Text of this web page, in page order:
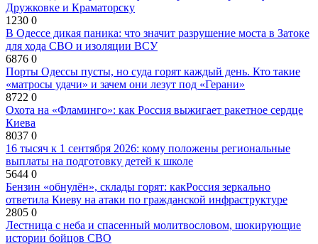
Дружковке и Краматорску
1230 0
В Одессе дикая паника: что значит разрушение моста в Затоке
для хода СВО и изоляции ВСУ
6876 0
Порты Одессы пусты, но суда горят каждый день. Кто такие
«матросы удачи» и зачем они лезут под «Герани»
8722 0
Охота на «Фламинго»: как Россия выжигает ракетное сердце
Киева
8037 0
16 тысяч к 1 сентября 2026: кому положены региональные
выплаты на подготовку детей к школе
5644 0
Бензин «обнулён», склады горят: какРоссия зеркально
ответила Киеву на атаки по гражданской инфраструктуре
2805 0
Лестница с неба и спасенный молитвословом, шокирующие
истории бойцов СВО